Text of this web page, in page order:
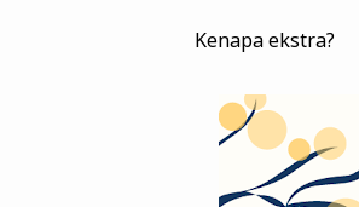
Kenapa ekstra?